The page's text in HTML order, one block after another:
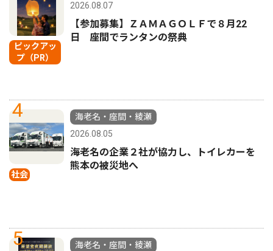
ピックアッ
プ（PR）
2026.08.07
【参加募集】ＺＡＭＡＧＯＬＦで８月22
日 座間でランタンの祭典
4
社会
海老名・座間・綾瀬
2026.08.05
海老名の企業２社が協力し、トイレカーを
熊本の被災地へ
5
海老名・座間・綾瀬